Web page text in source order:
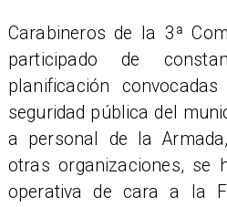
​Carabineros de la 3ª
participado de
planificación
seguridad pública del
a personal de la
otras organizaciones, se
operativa de cara a la